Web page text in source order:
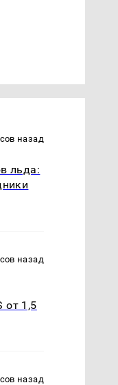
назад
льда:
назад
от 1,5
назад